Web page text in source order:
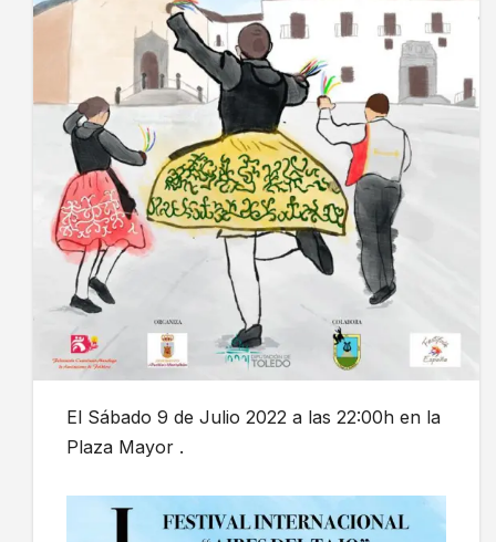
El Sábado 9 de Julio 2022 a las 22:00h en la
Plaza Mayor .